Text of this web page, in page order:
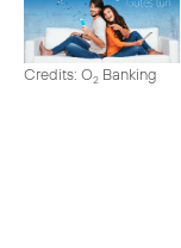
Credits: O2 Banking